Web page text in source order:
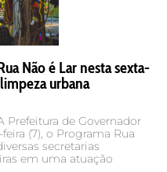
Não é Lar nesta sexta-
urbana
Prefeitura de Governador
(7), o Programa Rua
secretarias
em uma atuação